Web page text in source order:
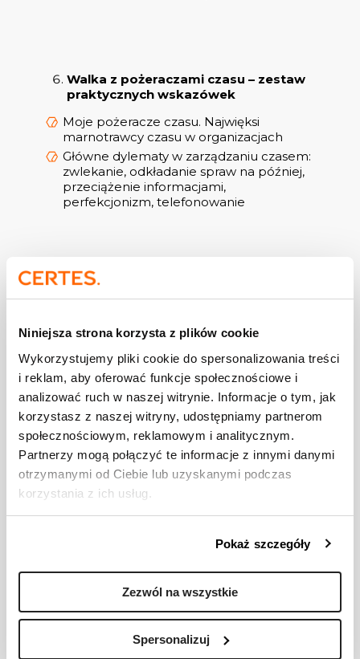
Niniejsza strona korzysta z plików cookie
Wykorzystujemy pliki cookie do spersonalizowania treści
i reklam, aby oferować funkcje społecznościowe i
analizować ruch w naszej witrynie. Informacje o tym, jak
korzystasz z naszej witryny, udostępniamy partnerom
społecznościowym, reklamowym i analitycznym.
Partnerzy mogą połączyć te informacje z innymi danymi
otrzymanymi od Ciebie lub uzyskanymi podczas
korzystania z ich usług.
Pokaż szczegóły
Zezwól na wszystkie
Spersonalizuj
Walka z pożeraczami czasu – zestaw
praktycznych wskazówek
Moje pożeracze czasu. Najwięksi
marnotrawcy czasu w organizacjach
Główne dylematy w zarządzaniu czasem:
zwlekanie, odkładanie spraw na później,
przeciążenie informacjami,
perfekcjonizm, telefonowanie
Chcesz wiedzieć więcej?
a skontaktujemy się z Tobą!
Pole oznaczone symbolem * jest polem
obowiązkowym
* Temat rozmowy
*Wiadomość